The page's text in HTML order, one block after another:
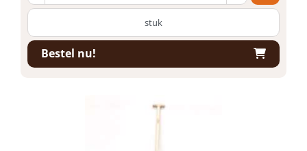
stuk
Bestel nu!